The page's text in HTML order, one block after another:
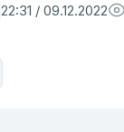
22:31 / 09.12.2022